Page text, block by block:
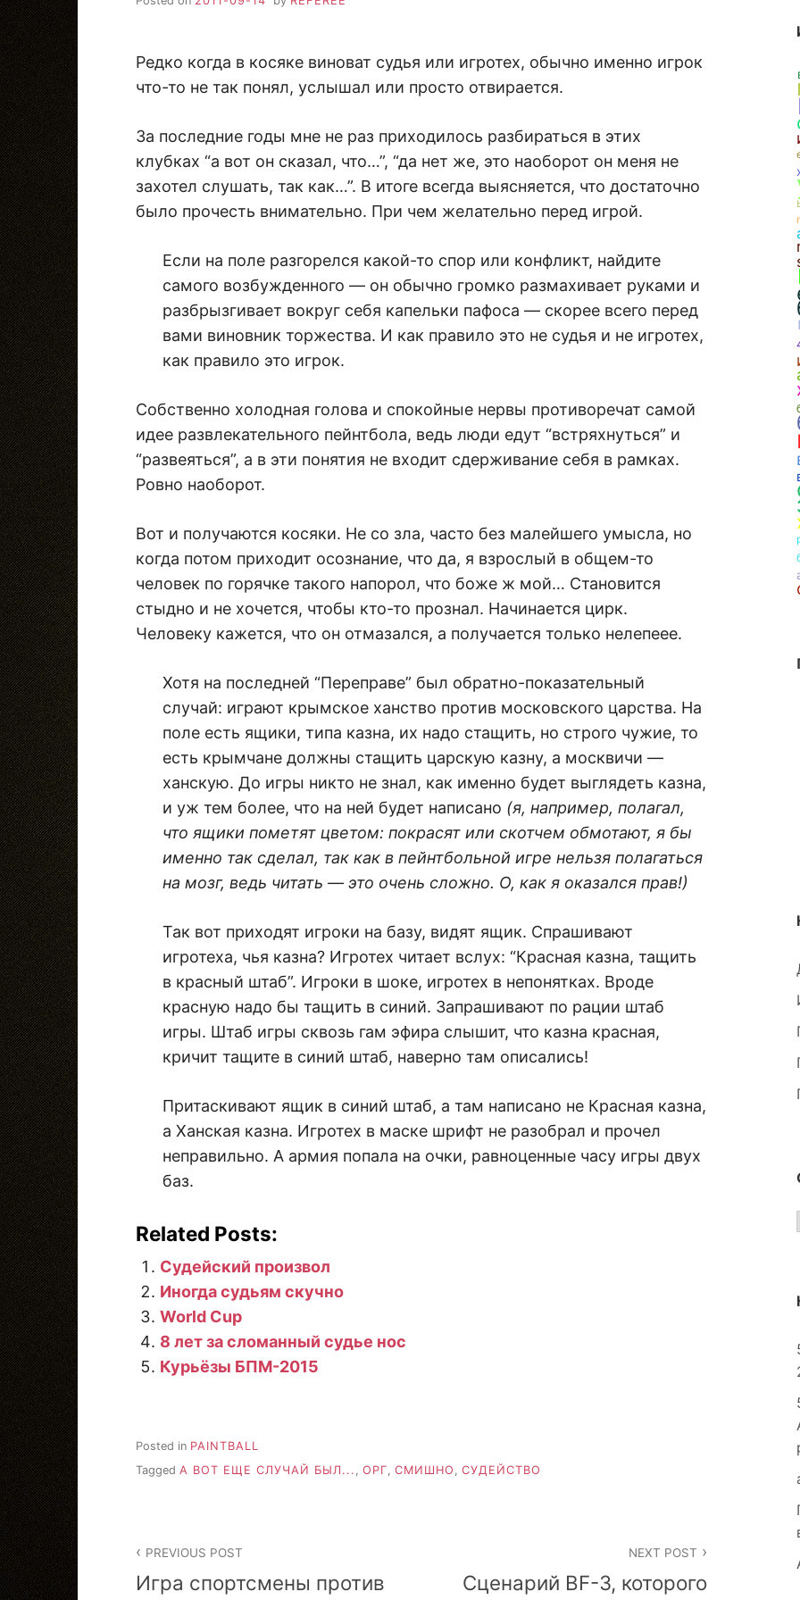
Редко когда в косяке виноват судья или игротех, обычно именно игрок
что-то не так понял, услышал или просто отвирается.
За последние годы мне не раз приходилось разбираться в этих
клубках “а вот он сказал, что…”, “да нет же, это наоборот он меня не
захотел слушать, так как…”. В итоге всегда выясняется, что достаточно
было прочесть внимательно. При чем желательно перед игрой.
Если на поле разгорелся какой-то спор или конфликт, найдите
самого возбужденного — он обычно громко размахивает руками и
разбрызгивает вокруг себя капельки пафоса — скорее всего перед
вами виновник торжества. И как правило это не судья и не игротех,
как правило это игрок.
Собственно холодная голова и спокойные нервы противоречат самой
идее развлекательного пейнтбола, ведь люди едут “встряхнуться” и
“развеяться”, а в эти понятия не входит сдерживание себя в рамках.
Ровно наоборот.
Вот и получаются косяки. Не со зла, часто без малейшего умысла, но
когда потом приходит осознание, что да, я взрослый в общем-то
человек по горячке такого напорол, что боже ж мой… Становится
стыдно и не хочется, чтобы кто-то прознал. Начинается цирк.
Человеку кажется, что он отмазался, а получается только нелепеее.
Хотя на последней “Переправе” был обратно-показательный
случай: играют крымское ханство против московского царства. На
поле есть ящики, типа казна, их надо стащить, но строго чужие, то
есть крымчане должны стащить царскую казну, а москвичи —
ханскую. До игры никто не знал, как именно будет выглядеть казна,
и уж тем более, что на ней будет написано (я, например, полагал,
что ящики пометят цветом: покрасят или скотчем обмотают, я бы
именно так сделал, так как в пейнтбольной игре нельзя полагаться
на мозг, ведь читать — это очень сложно. О, как я оказался прав!)
Так вот приходят игроки на базу, видят ящик. Спрашивают
игротеха, чья казна? Игротех читает вслух: “Красная казна, тащить
в красный штаб”. Игроки в шоке, игротех в непонятках. Вроде
красную надо бы тащить в синий. Запрашивают по рации штаб
игры. Штаб игры сквозь гам эфира слышит, что казна красная,
кричит тащите в синий штаб, наверно там описались!
Притаскивают ящик в синий штаб, а там написано не Красная казна,
а Ханская казна. Игротех в маске шрифт не разобрал и прочел
неправильно. А армия попала на очки, равноценные часу игры двух
баз.
Related Posts:
Судейский произвол
Иногда судьям скучно
World Cup
8 лет за сломанный судье нос
Курьёзы БПМ-2015
Posted in PAINTBALL
Tagged А ВОТ ЕЩЕ СЛУЧАЙ БЫЛ... ОРГ СМИШНО СУДЕЙСТВО
navigation
PREVIOUS POST
Игра спортсмены против
NEXT POST
Сценарий BF-3, которого